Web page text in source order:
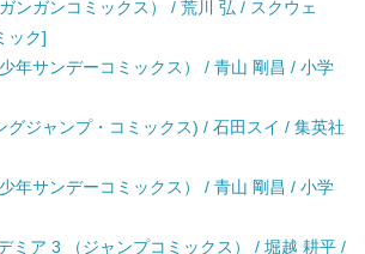
ンガンコミックス） / 荒川 弘 / スクウェ
ック]
年サンデーコミックス） / 青山 剛昌 / 小学
グジャンプ・コミックス) / 石田スイ / 集英社
年サンデーコミックス） / 青山 剛昌 / 小学
ミア 3 （ジャンプコミックス） / 堀越 耕平 /